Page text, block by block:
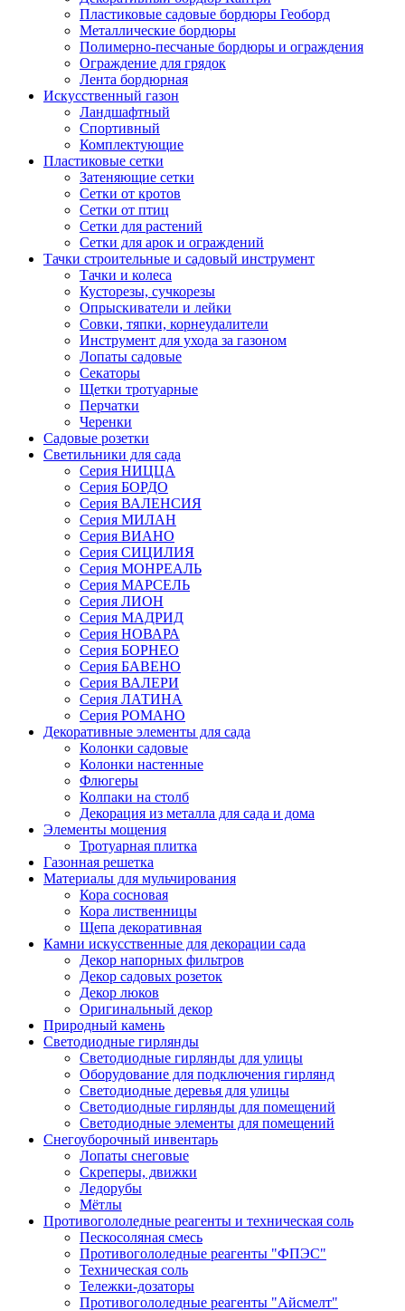
Пластиковые садовые бордюры Геоборд
Металлические бордюры
Полимерно-песчаные бордюры и ограждения
Ограждение для грядок
Лента бордюрная
Искусственный газон
Ландшафтный
Спортивный
Комплектующие
Пластиковые сетки
Затеняющие сетки
Сетки от кротов
Сетки от птиц
Сетки для растений
Сетки для арок и ограждений
Тачки строительные и садовый инструмент
Тачки и колеса
Кусторезы, сучкорезы
Опрыскиватели и лейки
Совки, тяпки, корнеудалители
Инструмент для ухода за газоном
Лопаты садовые
Секаторы
Щетки тротуарные
Перчатки
Черенки
Садовые розетки
Светильники для сада
Серия НИЦЦА
Серия БОРДО
Серия ВАЛЕНСИЯ
Серия МИЛАН
Серия ВИАНО
Серия СИЦИЛИЯ
Серия МОНРЕАЛЬ
Серия МАРСЕЛЬ
Серия ЛИОН
Серия МАДРИД
Серия НОВАРА
Серия БОРНЕО
Серия БАВЕНО
Серия ВАЛЕРИ
Серия ЛАТИНА
Серия РОМАНО
Декоративные элементы для сада
Колонки садовые
Колонки настенные
Флюгеры
Колпаки на столб
Декорация из металла для сада и дома
Элементы мощения
Тротуарная плитка
Газонная решетка
Материалы для мульчирования
Кора сосновая
Кора лиственницы
Щепа декоративная
Камни искусственные для декорации сада
Декор напорных фильтров
Декор садовых розеток
Декор люков
Оригинальный декор
Природный камень
Светодиодные гирлянды
Светодиодные гирлянды для улицы
Оборудование для подключения гирлянд
Светодиодные деревья для улицы
Светодиодные гирлянды для помещений
Светодиодные элементы для помещений
Снегоуборочный инвентарь
Лопаты снеговые
Скреперы, движки
Ледорубы
Мётлы
Противогололедные реагенты и техническая соль
Пескосоляная смесь
Противогололедные реагенты "ФПЭС"
Техническая соль
Тележки-дозаторы
Противогололедные реагенты "Айсмелт"